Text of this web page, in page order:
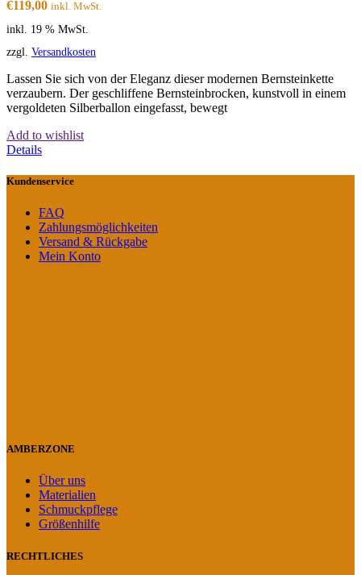
€119,00 inkl. MwSt.
inkl. 19 % MwSt.
zzgl. Versandkosten
Lassen Sie sich von der Eleganz dieser modernen Bernsteinkette
verzaubern. Der geschliffene Bernsteinbrocken, kunstvoll in einem
vergoldeten Silberballon eingefasst, bewegt
Add to wishlist
Details
Kundenservice
FAQ
Zahlungsmöglichkeiten
Versand & Rückgabe
Mein Konto
AMBERZONE
Über uns
Materialien
Schmuckpflege
Größenhilfe
RECHTLICHES